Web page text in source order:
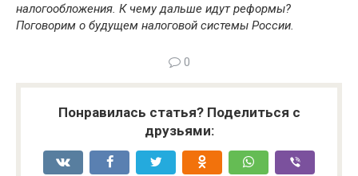
налогообложения. К чему дальше идут реформы?
Поговорим о будущем налоговой системы России.
0
Понравилась статья? Поделиться с
друзьями: